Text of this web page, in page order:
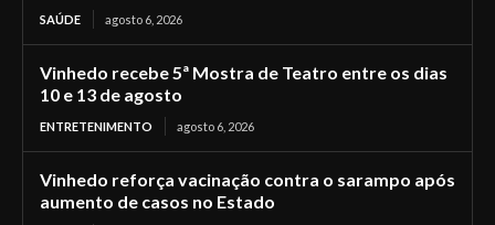
SAÚDE agosto 6, 2026
Vinhedo recebe 5ª Mostra de Teatro entre os dias
10 e 13 de agosto
ENTRETENIMENTO agosto 6, 2026
Vinhedo reforça vacinação contra o sarampo após
aumento de casos no Estado